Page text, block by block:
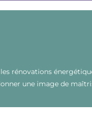
rénovations
une image de